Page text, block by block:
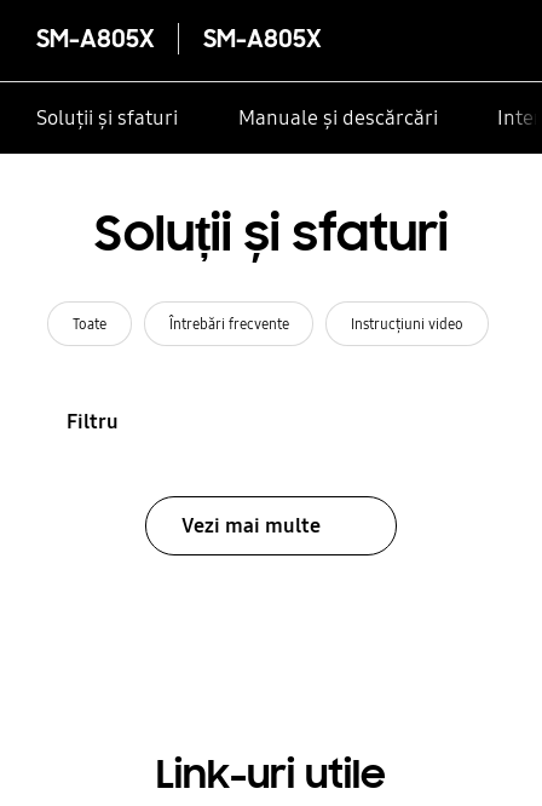
SM-A805X SM-A805X
Soluții și sfaturi Manuale și descărcări
Soluții și sfaturi
Toate Întrebări frecvente Instrucţiuni video
Filtru
Vezi mai multe
Link-uri utile